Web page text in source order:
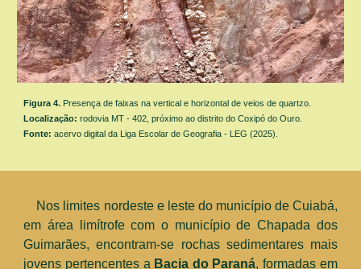
Figura4. Presença defaixas na vertical e horizontal de veios de quartzo.
Localização: rodovia MT - 402, próximo ao distrito do Coxipó do Ouro.
Fonte:acervo digital da Liga Escolar de Geografia - LEG (2025).
Nos limites nordeste e leste do município de Cuiabá,
em área limítrofe com o município de Chapada dos
Guimarães, encontram-se rochas sedimentares mais
jovens pertencentes a Bacia do Paraná, formadas em